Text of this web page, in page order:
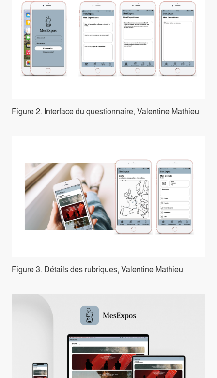
Figure 2. Interface du questionnaire, Valentine Mathieu
Figure 3. Détails des rubriques, Valentine Mathieu